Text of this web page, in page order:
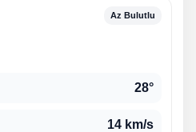
Az Bulutlu
28°
14 km/s